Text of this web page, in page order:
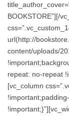
BOOKSTORE”][/
url(http://
content/uploads/
repeat: no-repeat
[vc_column